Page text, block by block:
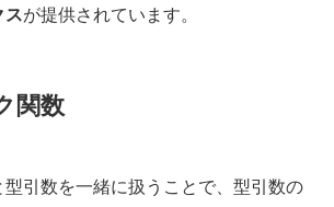
スが提供されています。
関数
引数を一緒に扱うことで、型引数の